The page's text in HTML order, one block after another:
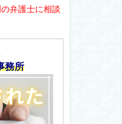
弁護士に相談
務所